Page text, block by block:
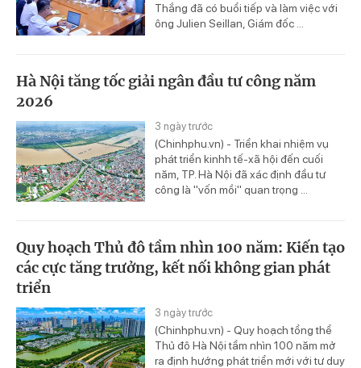
Thắng đã có buổi tiếp và làm việc với
ông Julien Seillan, Giám đốc ...
Hà Nội tăng tốc giải ngân đầu tư công năm
2026
3 ngày trước
(Chinhphu.vn) - Triển khai nhiệm vụ
phát triển kinhh tế-xã hội đến cuối
năm, TP. Hà Nội đã xác định đầu tư
công là "vốn mồi" quan trọng ...
Quy hoạch Thủ đô tầm nhìn 100 năm: Kiến tạo
các cực tăng trưởng, kết nối không gian phát
triển
3 ngày trước
(Chinhphu.vn) - Quy hoạch tổng thể
Thủ đô Hà Nội tầm nhìn 100 năm mở
ra định hướng phát triển mới với tư duy